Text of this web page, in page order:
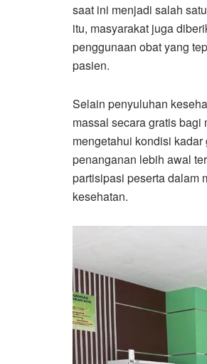
saat ini menjadi salah
itu, masyarakat juga
penggunaan obat yang
pasien.
Selain penyuluhan
massal secara gratis
mengetahui kondisi
penanganan lebih awal
partisipasi peserta dalam
kesehatan.